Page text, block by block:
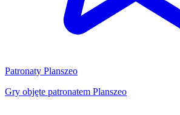
Patronaty Planszeo
Gry objęte patronatem Planszeo